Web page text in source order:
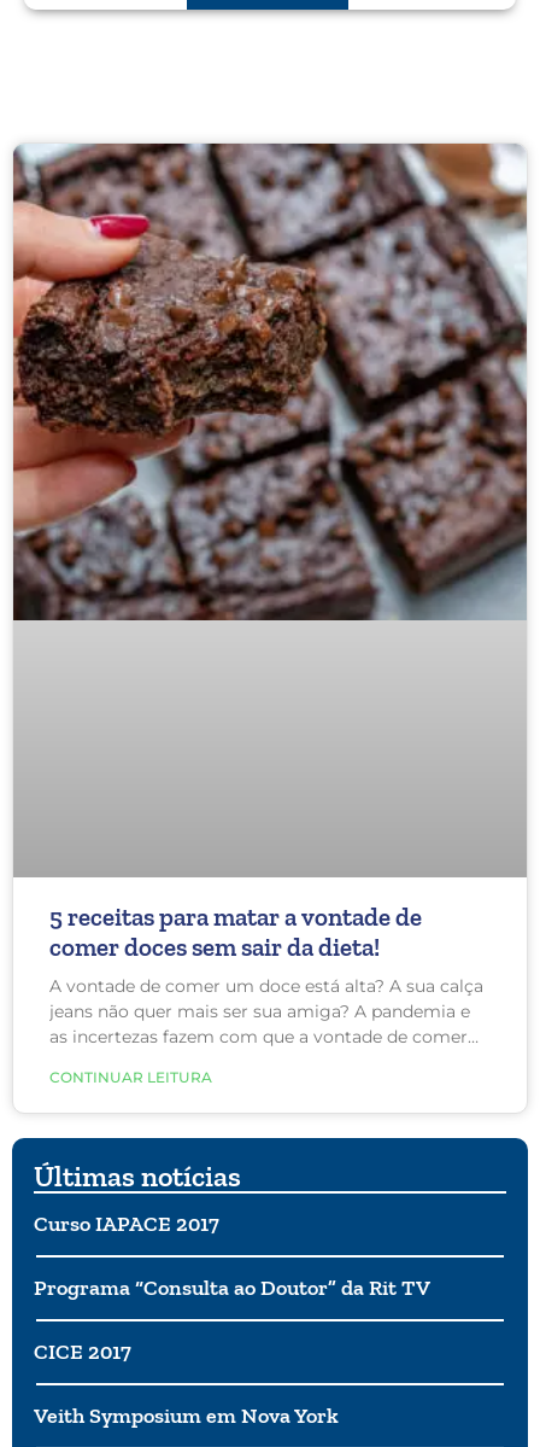
5 receitas para matar a vontade de
comer doces sem sair da dieta!
A vontade de comer um doce está alta? A sua calça
jeans não quer mais ser sua amiga? A pandemia e
as incertezas fazem com que a vontade de comer
atividade física ainda está restrita. A melhor forma
de controlar essa vontade é criar os seus doces
saudáveis, com seus próprios ingredientes, em vez
de comprar doces processados na loja.
CONTINUAR LEITURA
Últimas notícias
Curso IAPACE 2017
Programa “Consulta ao Doutor” da Rit TV
CICE 2017
Veith Symposium em Nova York